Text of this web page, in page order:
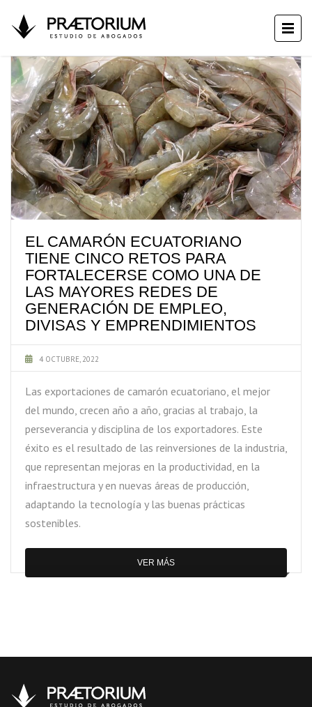
EL CAMARÓN ECUATORIANO
TIENE CINCO RETOS PARA
FORTALECERSE COMO UNA DE
LAS MAYORES REDES DE
GENERACIÓN DE EMPLEO,
DIVISAS Y EMPRENDIMIENTOS
4 OCTUBRE, 2022
Las exportaciones de camarón ecuatoriano, el mejor
del mundo, crecen año a año, gracias al trabajo, la
perseverancia y disciplina de los exportadores. Este
éxito es el resultado de las reinversiones de la industria,
que representan mejoras en la productividad, en la
infraestructura y en nuevas áreas de producción,
adaptando la tecnología y las buenas prácticas
sostenibles.
VER MÁS